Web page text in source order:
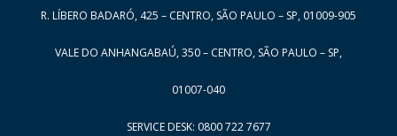
Página
Página
Página
100
Página
101
R. LÍBERO BADARÓ, 425 – CENTRO, SÃO PAULO – SP, 01009-905
VALE DO ANHANGABAÚ, 350 – CENTRO, SÃO PAULO – SP,
01007-040
SERVICE DESK: 0800 722 7677